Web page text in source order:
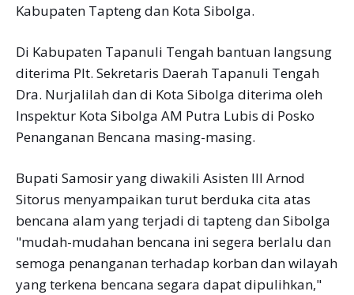
Kabupaten Tapteng dan Kota Sibolga.
Di Kabupaten Tapanuli Tengah bantuan langsung
diterima Plt. Sekretaris Daerah Tapanuli Tengah
Dra. Nurjalilah dan di Kota Sibolga diterima oleh
Inspektur Kota Sibolga AM Putra Lubis di Posko
Penanganan Bencana masing-masing.
Bupati Samosir yang diwakili Asisten III Arnod
Sitorus menyampaikan turut berduka cita atas
bencana alam yang terjadi di tapteng dan Sibolga
"mudah-mudahan bencana ini segera berlalu dan
semoga penanganan terhadap korban dan wilayah
yang terkena bencana segara dapat dipulihkan,"